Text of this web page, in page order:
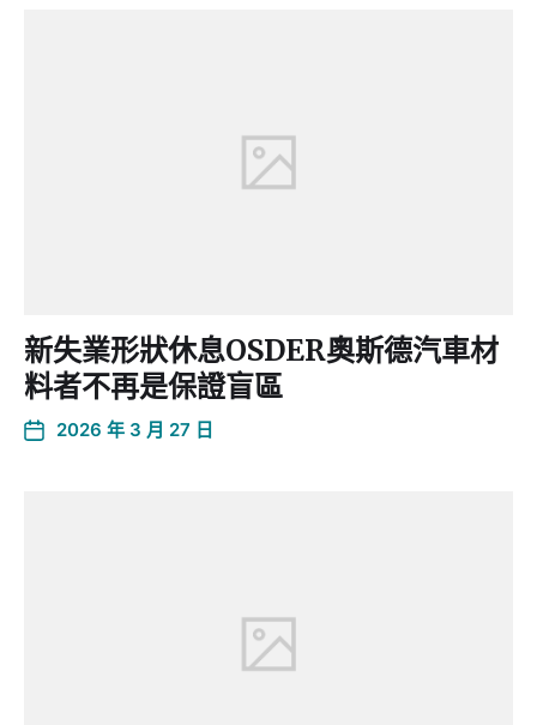
新失業形狀休息OSDER奧斯德汽車材
料者不再是保證盲區
2026 年 3 月 27 日